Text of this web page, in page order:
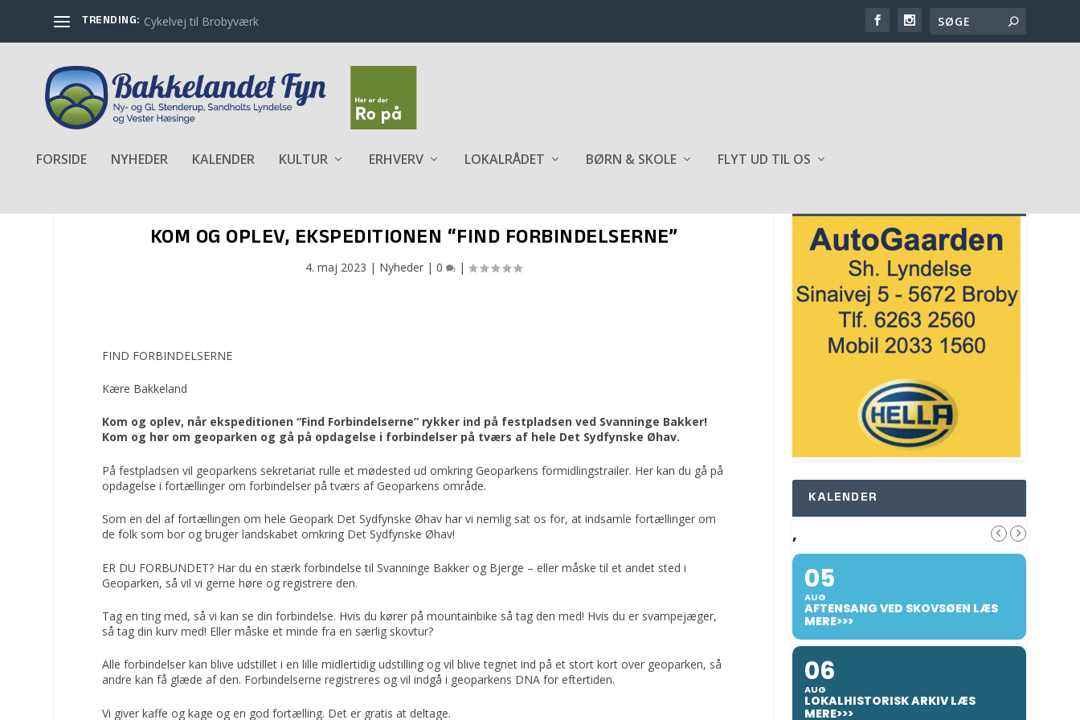
TRENDING: Cykelvej til Brobyværk
FORSIDE NYHEDER KALENDER KULTUR ERHVERV LOKALRÅDET BØRN & SKOLE FLYT UD TIL OS
KOM OG OPLEV, EKSPEDITIONEN “FIND FORBINDELSERNE”
4. maj 2023 | Nyheder |0 |
FIND FORBINDELSERNE
Kære Bakkeland
Kom og oplev, når ekspeditionen “Find Forbindelserne” rykker ind på festpladsen ved Svanninge Bakker!
Kom og hør om geoparken og gå på opdagelse i forbindelser på tværs af hele Det Sydfynske Øhav.
På festpladsen vil geoparkens sekretariat rulle et mødested ud omkring Geoparkens formidlingstrailer. Her kan du gå på
opdagelse i fortællinger om forbindelser på tværs af Geoparkens område.
Som en del af fortællingen om hele Geopark Det Sydfynske Øhav har vi nemlig sat os for, at indsamle fortællinger om
de folk som bor og bruger landskabet omkring Det Sydfynske Øhav!
ER DU FORBUNDET? Har du en stærk forbindelse til Svanninge Bakker og Bjerge – eller måske til et andet sted i
Geoparken, så vil vi gerne høre og registrere den.
Tag en ting med, så vi kan se din forbindelse. Hvis du kører på mountainbike så tag den med! Hvis du er svampejæger,
så tag din kurv med! Eller måske et minde fra en særlig skovtur?
Alle forbindelser kan blive udstillet i en lille midlertidig udstilling og vil blive tegnet ind på et stort kort over geoparken, så
andre kan få glæde af den. Forbindelserne registreres og vil indgå i geoparkens DNA for eftertiden.
Vi giver kaffe og kage og en god fortælling. Det er gratis at deltage.
KALENDER
,
05
AUG
AFTENSANG VED SKOVSØEN LÆS
MERE>>>
06
AUG
LOKALHISTORISK ARKIV LÆS
MERE>>>